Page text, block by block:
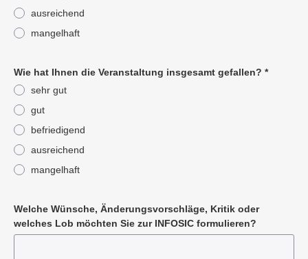
ausreichend
mangelhaft
Wie hat Ihnen die Veranstaltung insgesamt gefallen? *
sehr gut
gut
befriedigend
ausreichend
mangelhaft
Welche Wünsche, Änderungsvorschläge, Kritik oder
welches Lob möchten Sie zur INFOSIC formulieren?